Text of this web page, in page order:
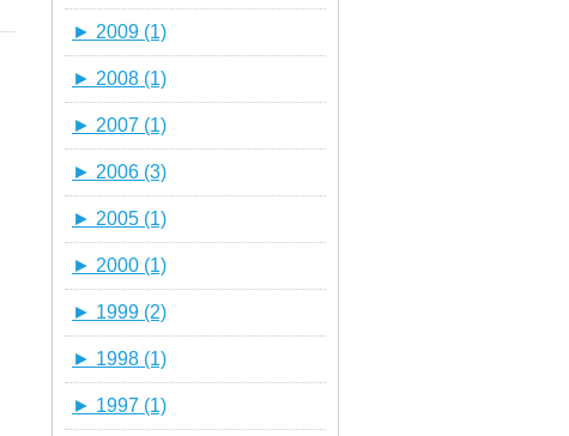
► 2009 (1)
► 2008 (1)
► 2007 (1)
► 2006 (3)
► 2005 (1)
► 2000 (1)
► 1999 (2)
► 1998 (1)
► 1997 (1)